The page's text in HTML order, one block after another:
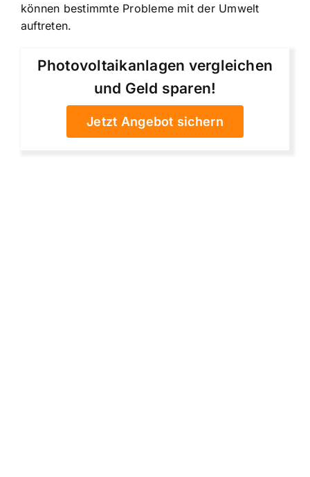
können bestimmte Probleme mit der Umwelt
auftreten.
Photovoltaikanlagen vergleichen
und Geld sparen!
Jetzt Angebot sichern